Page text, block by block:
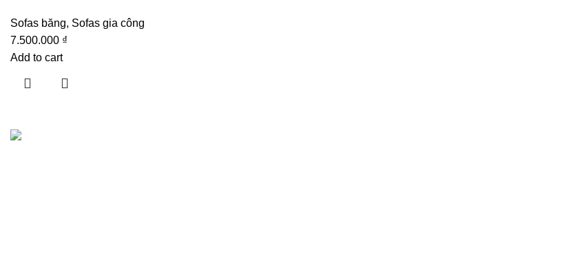
Sofas băng, Sofas gia công
7.500.000 ₫
Add to cart